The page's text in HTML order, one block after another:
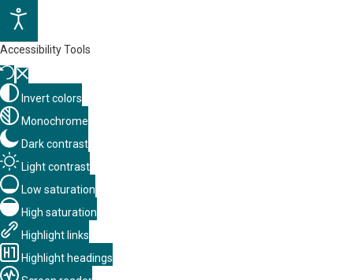
Accessibility Tools
Invert colors
Monochrome
Dark contrast
Light contrast
Low saturation
High saturation
Highlight links
Highlight headings